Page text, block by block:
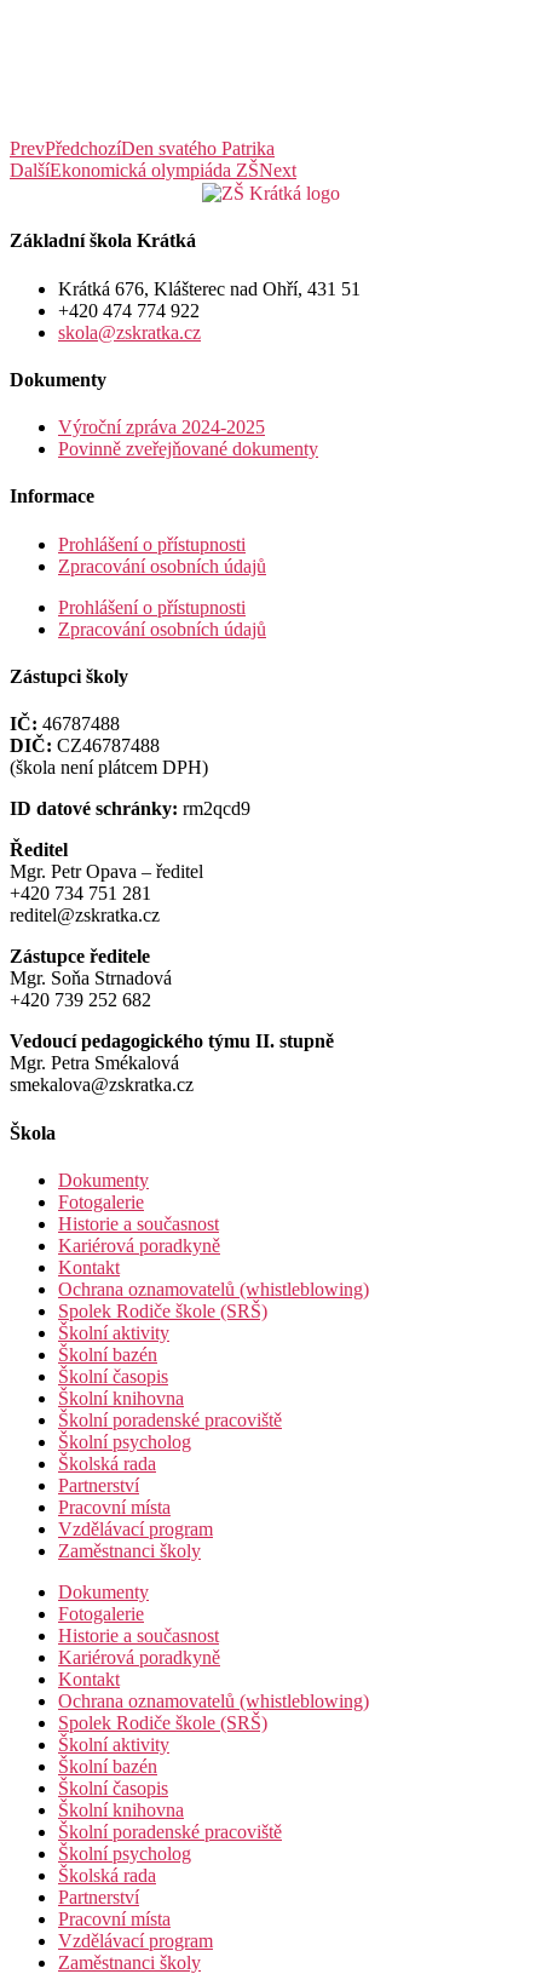
PrevPředchozíDen svatého Patrika
DalšíEkonomická olympiáda ZŠNext
Základní škola Krátká
Krátká 676, Klášterec nad Ohří, 431 51
+420 474 774 922
skola@zskratka.cz
Dokumenty
Výroční zpráva 2024-2025
Povinně zveřejňované dokumenty
Informace
Prohlášení o přístupnosti
Zpracování osobních údajů
Prohlášení o přístupnosti
Zpracování osobních údajů
Zástupci školy
IČ: 46787488
DIČ: CZ46787488
(škola není plátcem DPH)
ID datové schránky: rm2qcd9
Ředitel
Mgr. Petr Opava – ředitel
+420 734 751 281
reditel@zskratka.cz
Zástupce ředitele
Mgr. Soňa Strnadová
+420 739 252 682
Vedoucí pedagogického týmu II. stupně
Mgr. Petra Smékalová
smekalova@zskratka.cz
Škola
Dokumenty
Fotogalerie
Historie a současnost
Kariérová poradkyně
Kontakt
Ochrana oznamovatelů (whistleblowing)
Spolek Rodiče škole (SRŠ)
Školní aktivity
Školní bazén
Školní časopis
Školní knihovna
Školní poradenské pracoviště
Školní psycholog
Školská rada
Partnerství
Pracovní místa
Vzdělávací program
Zaměstnanci školy
Dokumenty
Fotogalerie
Historie a současnost
Kariérová poradkyně
Kontakt
Ochrana oznamovatelů (whistleblowing)
Spolek Rodiče škole (SRŠ)
Školní aktivity
Školní bazén
Školní časopis
Školní knihovna
Školní poradenské pracoviště
Školní psycholog
Školská rada
Partnerství
Pracovní místa
Vzdělávací program
Zaměstnanci školy